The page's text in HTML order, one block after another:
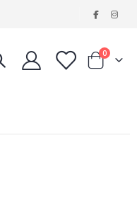
Kosár
0tételeket